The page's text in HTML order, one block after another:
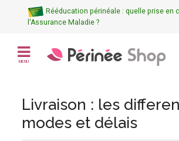
Rééducation périnéale : quelle prise en
l'Assurance Maladie ?
MENU
Livraison : les
modes et délais